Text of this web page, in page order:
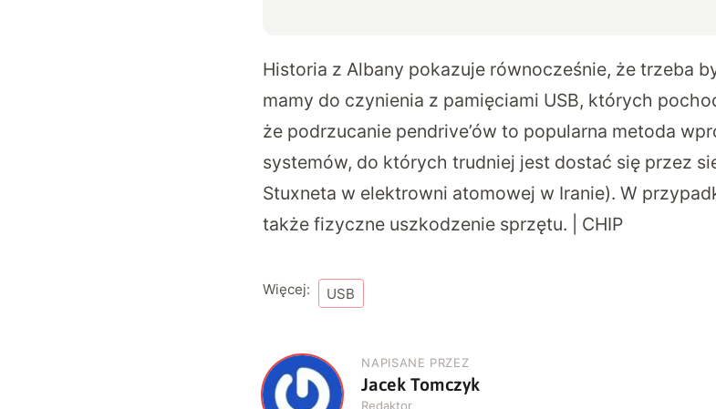
Historia z Albany pokazuje równocześnie, że trzeba
mamy do czynienia z pamięciami USB, których
że podrzucanie pendrive’ów to popularna metoda
systemów, do których trudniej jest dostać się przez
Stuxneta w elektrowni atomowej w Iranie). W
także fizyczne uszkodzenie sprzętu. | CHIP
Więcej: USB
J
NAPISANE PRZEZ
Jacek Tomczyk
Redaktor